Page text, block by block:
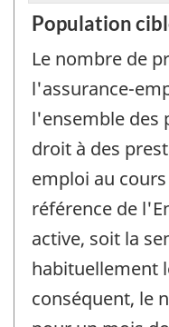
Population
Le nombre de
l'assurance-
l'ensemble des
droit à des
emploi au
référence de
active, soit la
habituellement
conséquent, le